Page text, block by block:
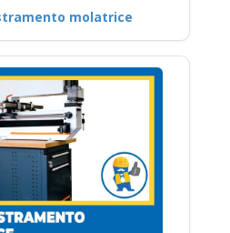
molatrice